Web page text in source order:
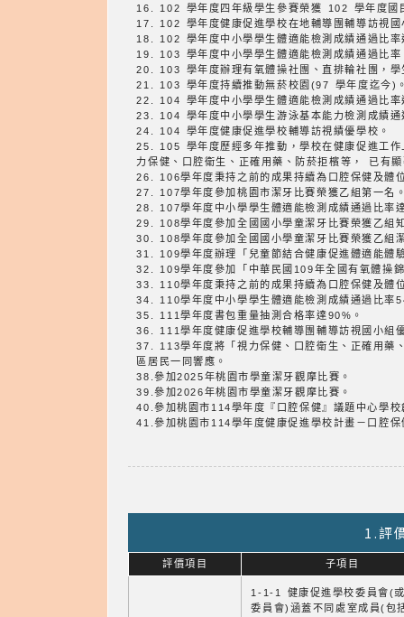
16. 102 學年度四年級學生參賽榮獲 102 學年度國
17. 102 學年度健康促進學校在地輔導團輔導訪視
18. 102 學年度中小學學生體適能檢測成績通過比
19. 103 學年度中小學學生體適能檢測成績通過比
20. 103 學年度辦理有氧體操社團、直排輪社團，
21. 103 學年度持續推動無菸校園(97 學年度迄今)
22. 104 學年度中小學學生體適能檢測成績通過比
23. 104 學年度中小學學生游泳基本能力檢測成績
24. 104 學年度健康促進學校輔導訪視績優學校。
25. 105 學年度歷經多年推動，學校在健康促進工作上多有相當成效。與過往相比， 100～
力保健、口腔衛生、正確用藥、防菸拒檳等， 已有
26. 106學年度秉持之前的成果持續為口腔保健及體
27. 107學年度參加桃園市潔牙比賽榮獲乙組第一名
28. 107學年度中小學學生體適能檢測成績通過比
29. 108學年度參加全國國小學童潔牙比賽榮獲乙組
30. 108學年度參加全國國小學童潔牙比賽榮獲乙組
31. 109學年度辦理「兒童節結合健康促進體適能體
32. 109學年度參加「中華民國109年全國有氧體操
33. 110學年度秉持之前的成果持續為口腔保健及體
34. 110學年度中小學學生體適能檢測成績通過比率
35. 111學年度書包重量抽測合格率達90%。
36. 111學年度健康促進學校輔導團輔導訪視國小組
37. 113學年度將「視力保健、口腔衛生、正確用藥
區居民一同響應。
38.參加2025年桃園市學童潔牙觀摩比賽。
39.參加2026年桃園市學童潔牙觀摩比賽。
40.參加桃園市114學年度『口腔保健』議題中心學
41.參加桃園市114學年度健康促進學校計畫－口腔
1.評
評價項目 子項目
1-1-1 健康促進學校委員會(
委員會)涵蓋不同處室成員(包